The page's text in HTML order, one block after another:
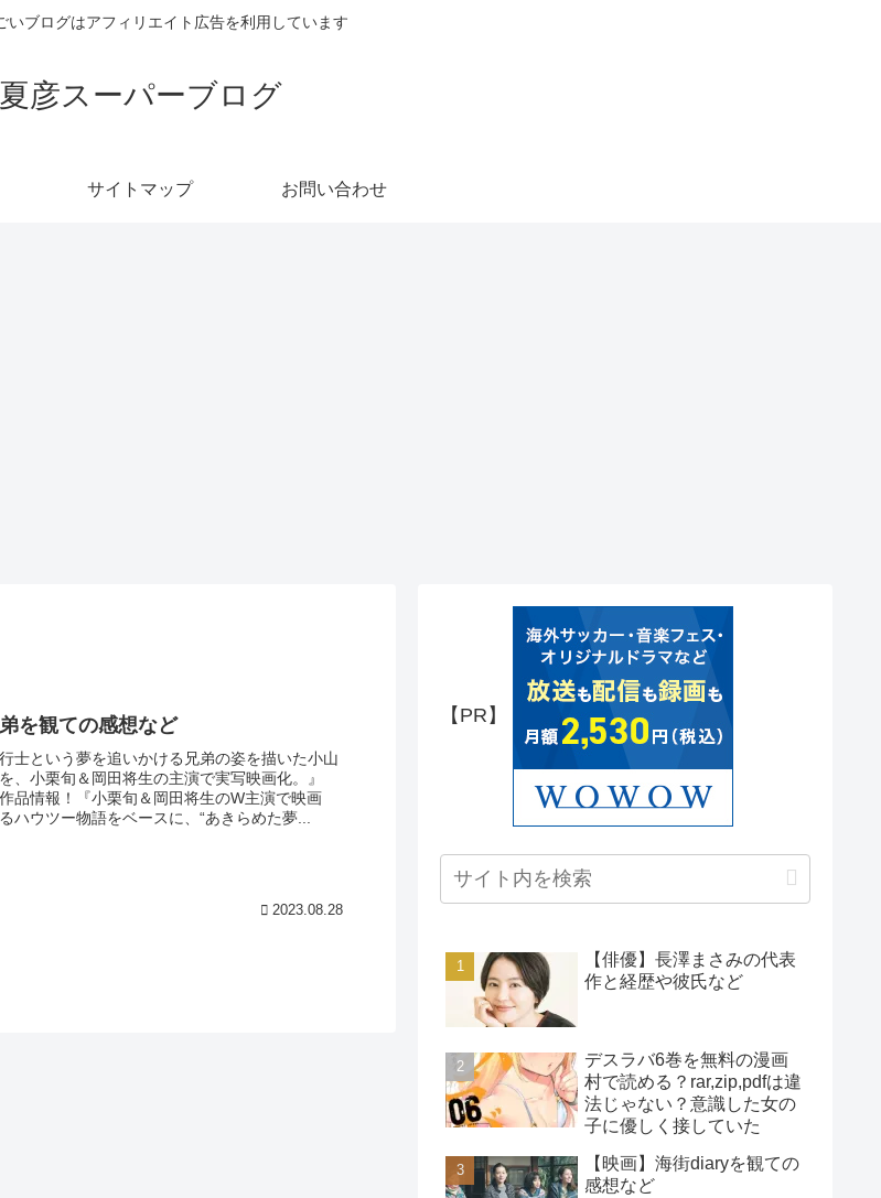
いブログはアフィリエイト広告を利用しています
夏彦スーパーブログ
サイトマップ お問い合わせ
を観ての感想など
士という夢を追いかける兄弟の姿を描いた小山
、小栗旬＆岡田将生の主演で実写映画化。』
品情報！『小栗旬＆岡田将生のW主演で映画
ハウツー物語をベースに、“あきらめた夢...
2023.08.28
【PR】
【俳優】長澤まさみの代表
作と経歴や彼氏など
デスラバ6巻を無料の漫画
村で読める？rar,zip,pdfは違
法じゃない？意識した女の
子に優しく接していた
【映画】海街diaryを観ての
感想など